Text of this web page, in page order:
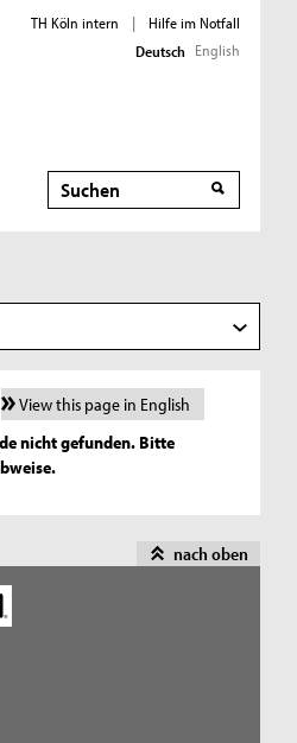
TH Köln intern |
Hilfe im Notfall
Deutsch English
Suche
View this page in English
nicht gefunden. Bitte
nach oben